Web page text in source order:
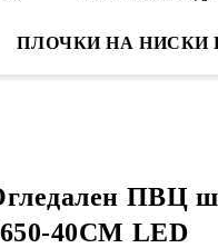
ПЛОЧКИ НА НИСКИ
ПВЦ
40CM LED